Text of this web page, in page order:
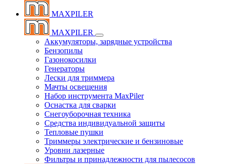
MAXPILER
MAXPILER
Аккумуляторы, зарядные устройства
Бензопилы
Газонокосилки
Генераторы
Лески для триммера
Мачты освещения
Набор инструмента MaxPiler
Оснастка для сварки
Снегоуборочная техника
Средства индивидуальной защиты
Тепловые пушки
Триммеры электрические и бензиновые
Уровни лазерные
Фильтры и принадлежности для пылесосов